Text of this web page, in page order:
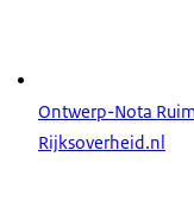
Ontwerp-Nota
Rijksoverheid.nl